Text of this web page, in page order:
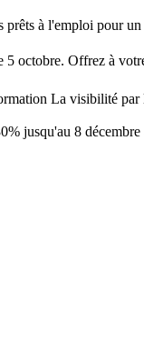
à l'emploi pour
octobre. Offrez à
La visibilité
jusqu'au 8